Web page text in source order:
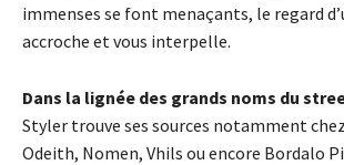
immenses se font menaçants, le regard
accroche et vous interpelle.
Dans la lignée des grands noms du
Styler trouve ses sources notamment
Odeith, Nomen, Vhils ou encore Bordalo